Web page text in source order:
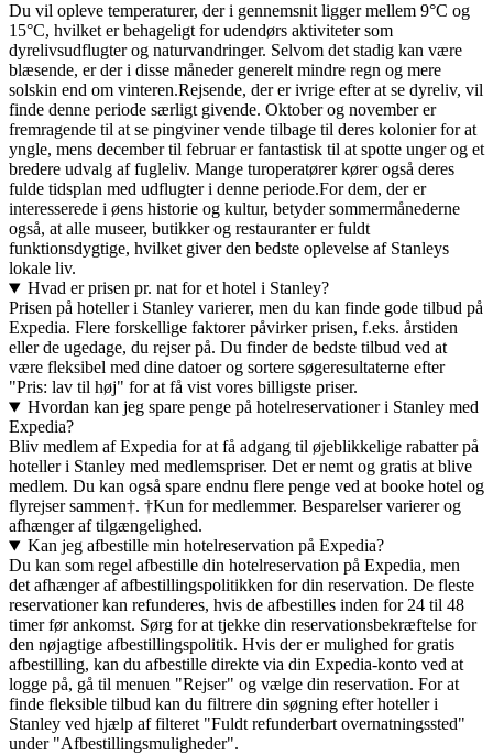
Du vil opleve temperaturer, der i gennemsnit ligger mellem 9°C og
15°C, hvilket er behageligt for udendørs aktiviteter som
dyrelivsudflugter og naturvandringer. Selvom det stadig kan være
blæsende, er der i disse måneder generelt mindre regn og mere
solskin end om vinteren.Rejsende, der er ivrige efter at se dyreliv, vil
finde denne periode særligt givende. Oktober og november er
fremragende til at se pingviner vende tilbage til deres kolonier for at
yngle, mens december til februar er fantastisk til at spotte unger og et
bredere udvalg af fugleliv. Mange turoperatører kører også deres
fulde tidsplan med udflugter i denne periode.For dem, der er
interesserede i øens historie og kultur, betyder sommermånederne
også, at alle museer, butikker og restauranter er fuldt
funktionsdygtige, hvilket giver den bedste oplevelse af Stanleys
lokale liv.
Hvad er prisen pr. nat for et hotel i Stanley?
Prisen på hoteller i Stanley varierer, men du kan finde gode tilbud på
Expedia. Flere forskellige faktorer påvirker prisen, f.eks. årstiden
eller de ugedage, du rejser på. Du finder de bedste tilbud ved at
være fleksibel med dine datoer og sortere søgeresultaterne efter
"Pris: lav til høj" for at få vist vores billigste priser.
Hvordan kan jeg spare penge på hotelreservationer i Stanley med
Expedia?
Bliv medlem af Expedia for at få adgang til øjeblikkelige rabatter på
hoteller i Stanley med medlemspriser. Det er nemt og gratis at blive
medlem. Du kan også spare endnu flere penge ved at booke hotel og
flyrejser sammen†. †Kun for medlemmer. Besparelser varierer og
afhænger af tilgængelighed.
Kan jeg afbestille min hotelreservation på Expedia?
Du kan som regel afbestille din hotelreservation på Expedia, men
det afhænger af afbestillingspolitikken for din reservation. De fleste
reservationer kan refunderes, hvis de afbestilles inden for 24 til 48
timer før ankomst. Sørg for at tjekke din reservationsbekræftelse for
den nøjagtige afbestillingspolitik. Hvis der er mulighed for gratis
afbestilling, kan du afbestille direkte via din Expedia-konto ved at
logge på, gå til menuen "Rejser" og vælge din reservation. For at
finde fleksible tilbud kan du filtrere din søgning efter hoteller i
Stanley ved hjælp af filteret "Fuldt refunderbart overnatningssted"
under "Afbestillingsmuligheder".